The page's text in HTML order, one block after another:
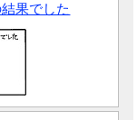
果でした